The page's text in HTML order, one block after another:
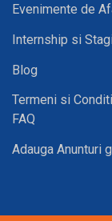
Evenimente de
Internship si
Blog
Termeni si
FAQ
Adauga Anunturi